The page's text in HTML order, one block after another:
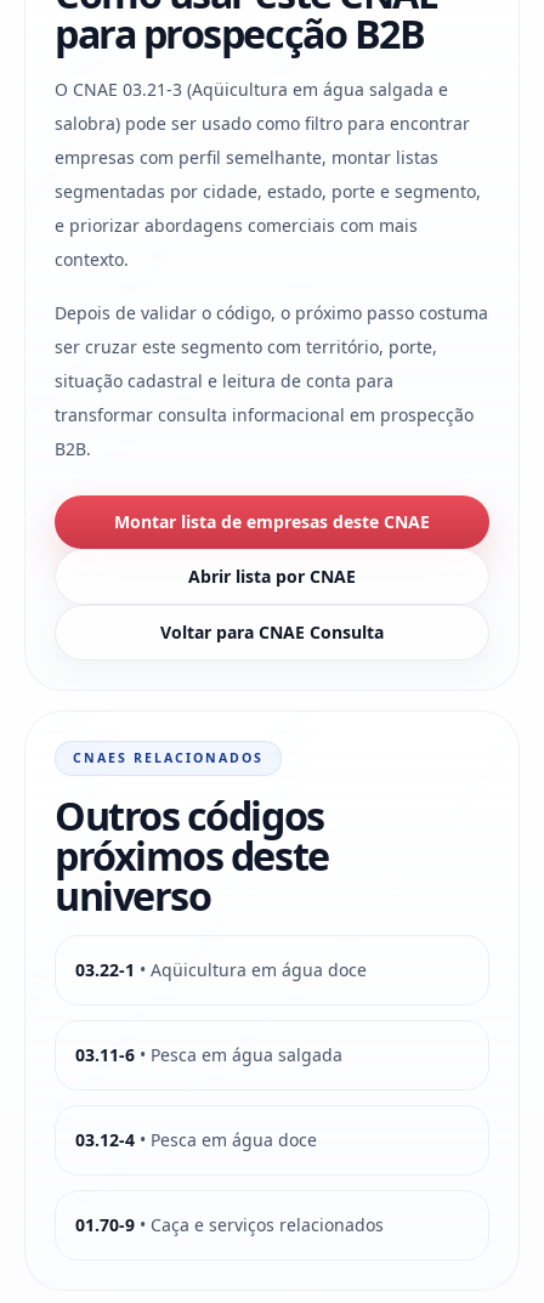
para prospecção B2B
O CNAE 03.21-3 (Aqüicultura em água salgada e
salobra) pode ser usado como filtro para encontrar
empresas com perfil semelhante, montar listas
segmentadas por cidade, estado, porte e segmento,
e priorizar abordagens comerciais com mais
contexto.
Depois de validar o código, o próximo passo costuma
ser cruzar este segmento com território, porte,
situação cadastral e leitura de conta para
transformar consulta informacional em prospecção
B2B.
Montar lista de empresas deste CNAE
Abrir lista por CNAE
Voltar para CNAE Consulta
CNAES RELACIONADOS
Outros códigos
próximos deste
universo
03.22-1 • Aqüicultura em água doce
03.11-6 • Pesca em água salgada
03.12-4 • Pesca em água doce
01.70-9 • Caça e serviços relacionados